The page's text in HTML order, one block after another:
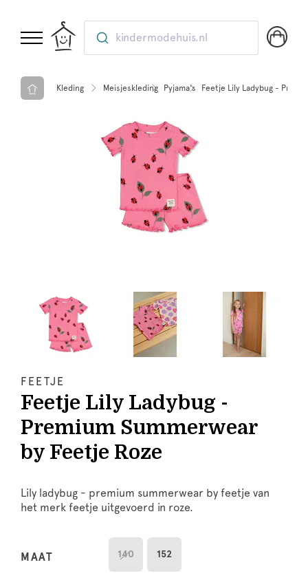
kindermodehuis.nl
Kleding Meisjeskleding Pyjama's Feetje Lily Ladybug -
FEETJE
Feetje Lily Ladybug -
Premium Summerwear
by Feetje Roze
Lily ladybug - premium summerwear by feetje van
het merk feetje uitgevoerd in roze.
MAAT 140 152